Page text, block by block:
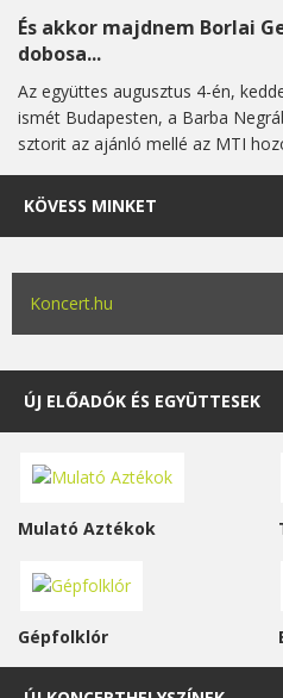
És akkor majdnem Borlai
dobosa...
Az együttes augusztus 4-én,
ismét Budapesten, a Barba
sztorit az ajánló mellé az MTI
KÖVESS MINKET
Koncert.hu
ÚJ ELŐADÓK ÉS EGYÜTTESEK
Mulató Aztékok
Gépfolklór